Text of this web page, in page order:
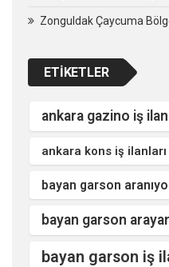
Zonguldak Çaycuma
ETIKETLER
ankara gazino iş
ankara kons iş ilanları
bayan garson
bayan garson
bayan garson iş